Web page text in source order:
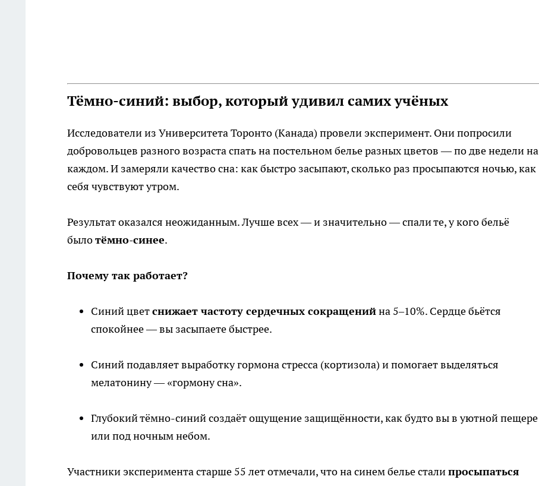
Тёмно-синий: выбор, который удивил самих учёных
Исследователи из Университета Торонто (Канада) провели эксперимент. Они попросили
добровольцев разного возраста спать на постельном белье разных цветов — по две недели на
каждом. И замеряли качество сна: как быстро засыпают, сколько раз просыпаются ночью, как
себя чувствуют утром.
Результат оказался неожиданным. Лучше всех — и значительно — спали те, у кого бельё
былотёмно-синее.
Почему так работает?
Синий цветснижает частоту сердечных сокращенийна 5–10%. Сердце бьётся
спокойнее — вы засыпаете быстрее.
Синий подавляет выработку гормона стресса (кортизола) и помогает выделяться
мелатонину — «гормону сна».
Глубокий тёмно-синий создаёт ощущение защищённости, как будто вы в уютной пещере
или под ночным небом.
Участники эксперимента старше 55 лет отмечали, что на синем белье сталипросыпаться